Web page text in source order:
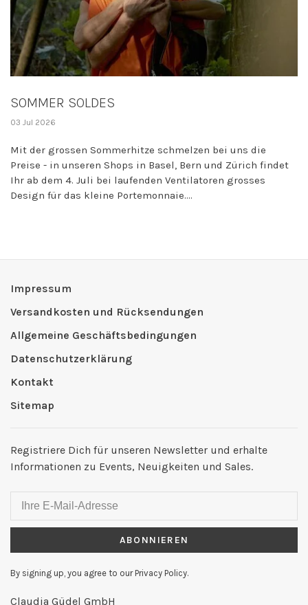
SOMMER SOLDES
03 Jul 2026
Mit der grossen Sommerhitze schmelzen bei uns die
Preise - in unseren Shops in Basel, Bern und Zürich findet
Ihr ab dem 4. Juli bei laufenden Ventilatoren grosses
Design für das kleine Portemonnaie....
Impressum
Versandkosten und Rücksendungen
Allgemeine Geschäftsbedingungen
Datenschutzerklärung
Kontakt
Sitemap
Registriere Dich für unseren Newsletter und erhalte
Informationen zu Events, Neuigkeiten und Sales.
ABONNIEREN
By signing up, you agree to our Privacy Policy.
Claudia Güdel GmbH